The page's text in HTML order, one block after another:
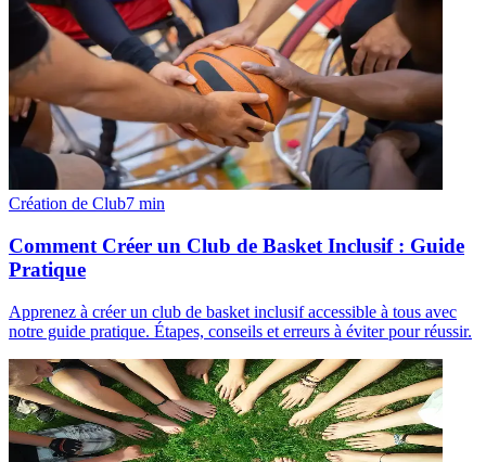
Création de Club7 min
Comment Créer un Club de Basket Inclusif : Guide
Pratique
Apprenez à créer un club de basket inclusif accessible à tous avec
notre guide pratique. Étapes, conseils et erreurs à éviter pour réussir.